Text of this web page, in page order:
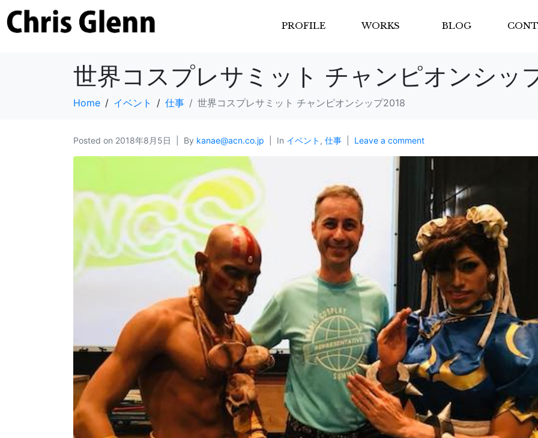
PROFILE WORKS BLOG
世界コスプレサミット チャンピオンシッ
Home イベント 仕事 世界コスプレサミット チャンピオンシップ2018
Posted on 2018年8月5日 By kanae@acn.co.jp In イベント , 仕事 Leave a comment